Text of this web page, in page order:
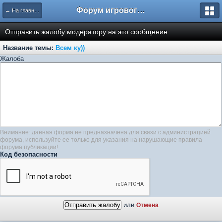
← На главную Форум игрового сервера Multi.wS
Отправить жалобу модератору на это сообщение
Название темы: Всем ку))
Жалоба
Внимание: данная форма не предназначена для связи с администрацией
форума, используйте ее только для указания на нарушающие правила
форума публикации!
Код безопасности
или Отмена